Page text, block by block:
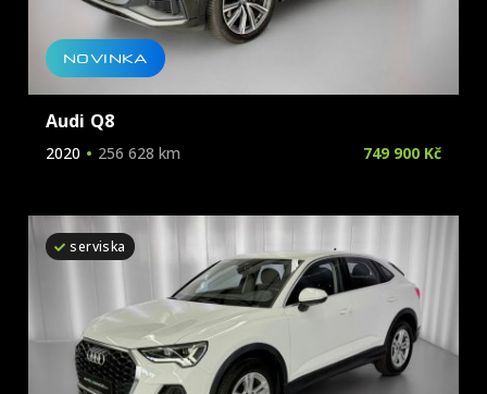
NOVINKA
Audi Q8
2020 256 628 km 749 900 Kč
serviska